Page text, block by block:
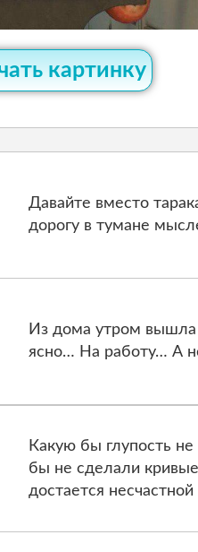
картинку
Давайте вместо
дорогу в тумане
Из дома утром вышла
ясно… На работу… А
Какую бы глупость
бы не сделали
достается